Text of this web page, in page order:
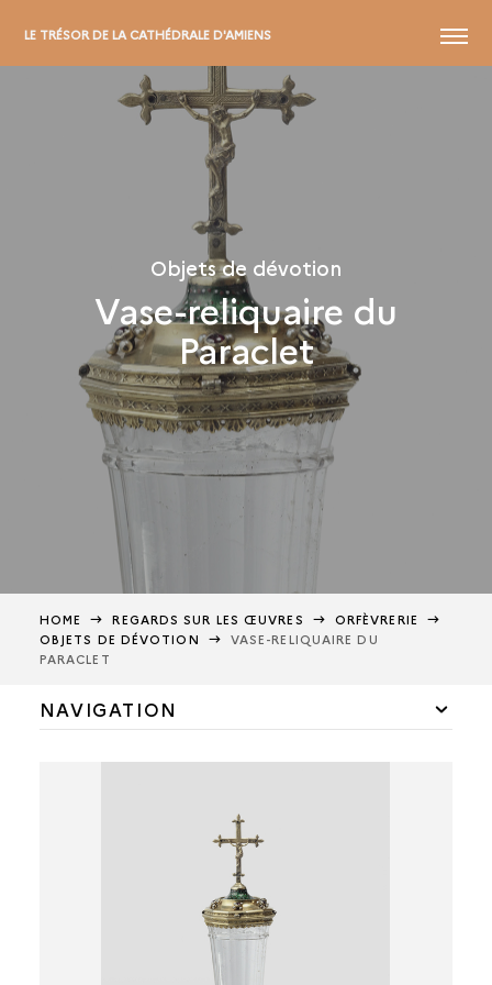
LE TRÉSOR DE LA CATHÉDRALE D'AMIENS MENU
Objets de dévotion
Vase-reliquaire du
Paraclet
HOME REGARDS SUR LES ŒUVRES
ORFÈVRERIE
OBJETS DE DÉVOTION
VASE-RELIQUAIRE DU
PARACLET
NAVIGATION
OBJETS LIÉS À L'ENCENSEMENT
BAISER DE PAIX DE LA COMMUNE DE QUERRIEU
PAIRE DE BAISERS DE PAIX
BRAS-RELIQUAIRE DE SAINT CHRISTOPHE